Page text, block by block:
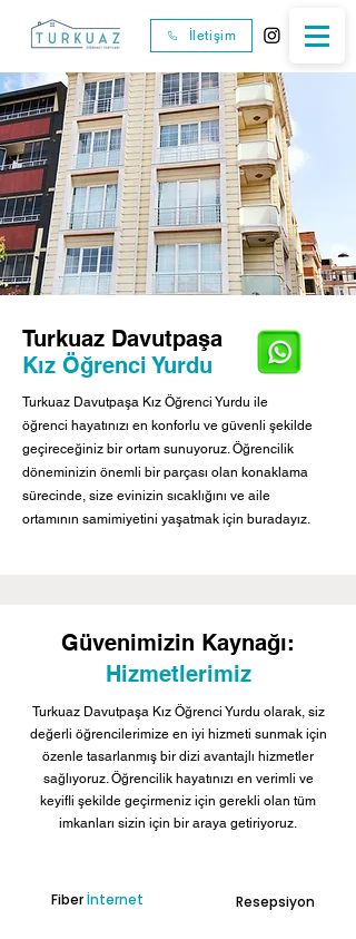
İletişim
Turkuaz Davutpaşa
Kız Öğrenci Yurdu
Turkuaz Davutpaşa Kız Öğrenci Yurdu ile
öğrenci hayatınızı en konforlu ve güvenli şekilde
geçireceğiniz bir ortam sunuyoruz. Öğrencilik
döneminizin önemli bir parçası olan konaklama
sürecinde, size evinizin sıcaklığını ve aile
ortamının samimiyetini yaşatmak için buradayız.
Güvenimizin Kaynağı:
Hizmetlerimiz
Turkuaz Davutpaşa Kız Öğrenci Yurdu olarak, siz
değerli öğrencilerimize en iyi hizmeti sunmak için
özenle tasarlanmış bir dizi avantajlı hizmetler
sağlıyoruz. Öğrencilik hayatınızı en verimli ve
keyifli şekilde geçirmeniz için gerekli olan tüm
imkanları sizin için bir araya getiriyoruz.
Fiberİnternet Resepsiyon